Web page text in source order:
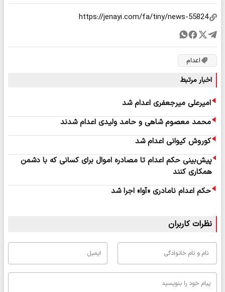
اعدام
اخبار مرتبط
امیرعلی میرجعفری اعدام شد
محمد معصوم شاهی و حامد ولیدی اعدام شدند
کوروش کیوانی اعدام شد
پیش‌بینی حکم اعدام تا مصادره اموال برای کسانی که با دشمن
همکاری کنند
حکم اعدام نامادری «آوا» اجرا شد
نظرات کاربران